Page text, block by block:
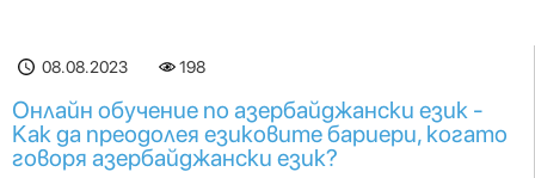
08.08.2023 198
Онлайн обучение по азербайджански език -
Как да преодолея езиковите бариери, когато
говоря азербайджански език?